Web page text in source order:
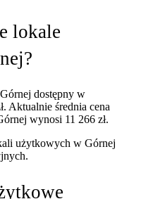
lokale
dostępny w
Aktualnie średnia cena
wynosi 11 266 zł.
użytkowych w Górnej